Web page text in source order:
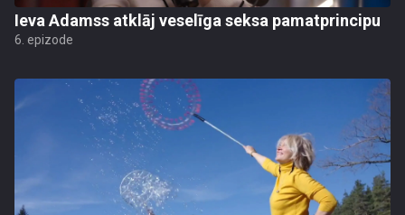
Ieva Adamss atklāj veselīga seksa pamatprincipu
6. epizode